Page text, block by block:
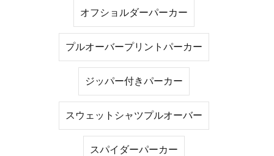
オフショルダーパーカー
プルオーバープリントパーカー
ジッパー付きパーカー
スウェットシャツプルオーバー
スパイダーパーカー